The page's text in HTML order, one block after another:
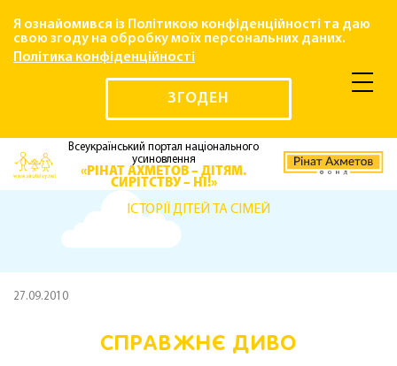
Я ознайомився із Політикою конфіденційності та даю
свою згоду на обробку моїх персональних даних.
Політика конфіденційності
ЗГОДЕН
Всеукраїнський портал національного
усиновлення
«РІНАТ АХМЕТОВ – ДІТЯМ.
СИРІТСТВУ – НІ!»
ІСТОРІЇ ДІТЕЙ ТА СІМЕЙ
27.09.2010
СПРАВЖНЄ ДИВО